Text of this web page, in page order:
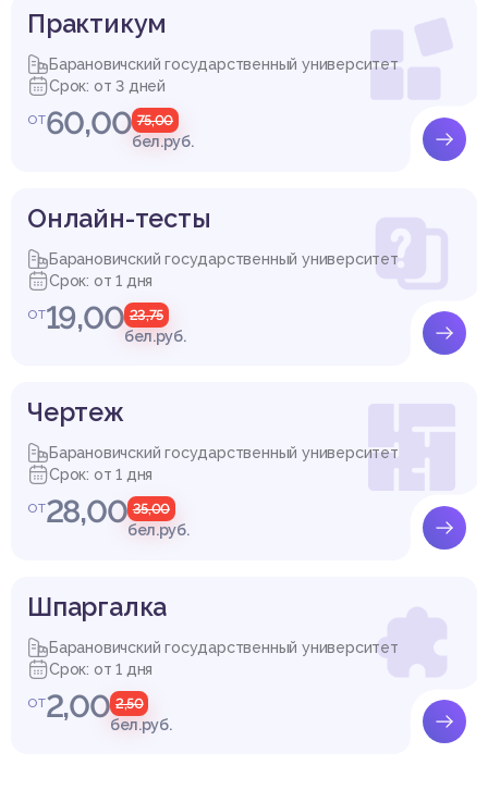
Практикум
Барановичский государственный университет
Срок: от 3 дней
от60,00 75,00
бел.руб.
Онлайн-тесты
Барановичский государственный университет
Срок: от 1 дня
от19,00 23,75
бел.руб.
Чертеж
Барановичский государственный университет
Срок: от 1 дня
от28,00 35,00
бел.руб.
Шпаргалка
Барановичский государственный университет
Срок: от 1 дня
от2,00 2,50
бел.руб.